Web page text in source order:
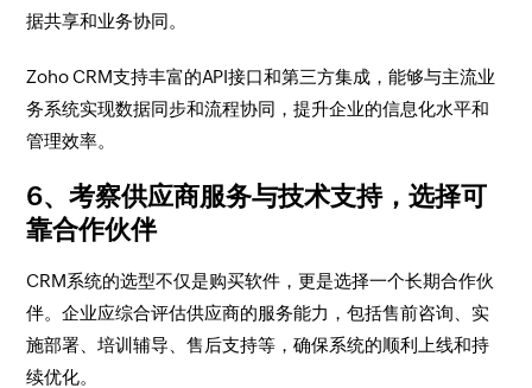
据共享和业务协同。
Zoho CRM支持丰富的API接口和第三方集成，能够与主流业
务系统实现数据同步和流程协同，提升企业的信息化水平和
管理效率。
6、考察供应商服务与技术支持，选择可
靠合作伙伴
CRM系统的选型不仅是购买软件，更是选择一个长期合作伙
伴。企业应综合评估供应商的服务能力，包括售前咨询、实
施部署、培训辅导、售后支持等，确保系统的顺利上线和持
续优化。